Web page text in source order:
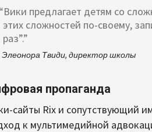
“Вики предлагает детям со
этих сложностей по-своему,
раз”.”
Элеонора Твиди, директор школы
пропаганда
сайты Rix и сопутствующий
к мультимедийной